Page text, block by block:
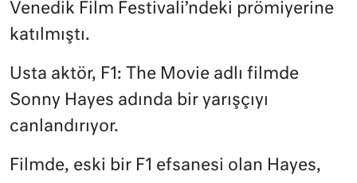
Venedik Film Festivali’ndeki prömiyerine
katılmıştı.
Usta aktör, F1: The Movie adlı filmde
Sonny Hayes adında bir yarışçıyı
canlandırıyor.
Filmde, eski bir F1 efsanesi olan Hayes,